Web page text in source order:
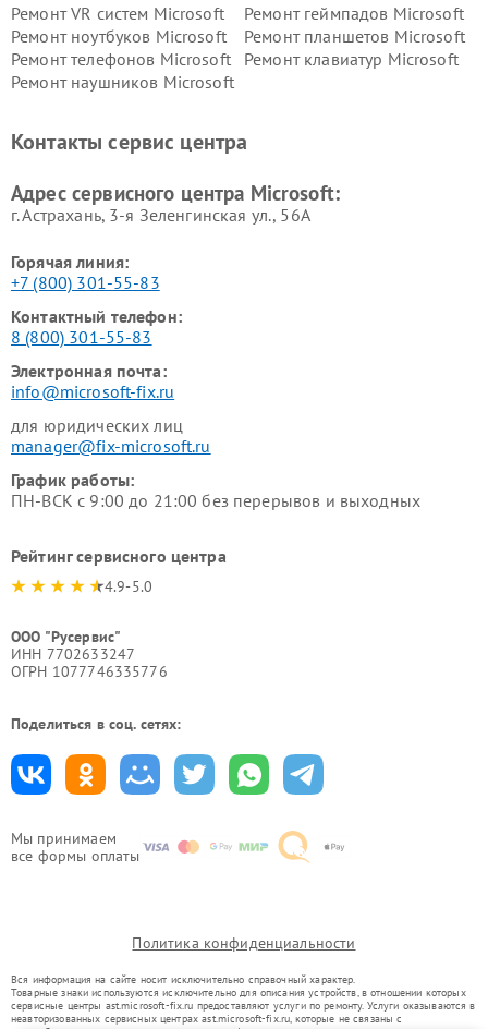
Мы принимаем
все формы оплаты
Ремонт VR систем Microsoft
Ремонт геймпадов Microsoft
Ремонт ноутбуков Microsoft
Ремонт планшетов Microsoft
Ремонт телефонов Microsoft
Ремонт клавиатур Microsoft
Ремонт наушников Microsoft
Контакты сервис центра
Адрес сервисного центра Microsoft:
г. Астрахань, 3-я Зеленгинская ул., 56А
Горячая линия:
+7 (800) 301-55-83
Контактный телефон:
8 (800) 301-55-83
Электронная почта:
info@microsoft-fix.ru
для юридических лиц
manager@fix-microsoft.ru
График работы:
ПН-ВСК с 9:00 до 21:00 без перерывов и выходных
Рейтинг сервисного центра
4.9-5.0
ООО "Русервис"
ИНН 7702633247
ОГРН 1077746335776
Поделиться в соц. сетях:
Политика конфиденциальности
Вся информация на сайте носит исключительно справочный характер.
Товарные знаки используются исключительно для описания устройств, в отношении которых
сервисные центры ast.microsoft-fix.ru предоставляют услуги по ремонту. Услуги оказываются в
неавторизованных сервисных центрах ast.microsoft-fix.ru, которые не связаны с